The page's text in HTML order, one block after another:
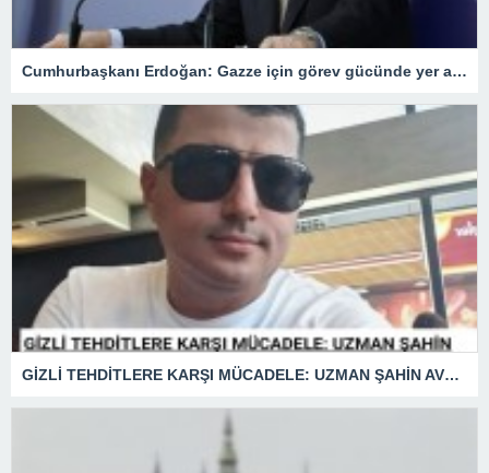
Cumhurbaşkanı Erdoğan: Gazze için görev gücünde yer alacağız.
GİZLİ TEHDİTLERE KARŞI MÜCADELE: UZMAN ŞAHİN AVŞAR ANLATIYOR – “İSTİHBARATA KARŞI KOYMADAN VAZGEÇMEK, KAPINIZI AÇIK BIRAKMAK GİBİDİR!”